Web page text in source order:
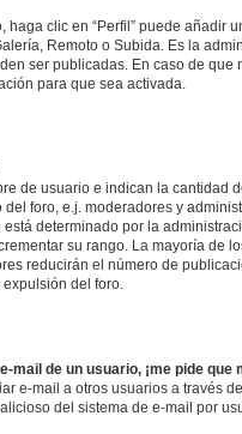
clic en “Perfil” puede añadir
Remoto o Subida. Es la
ser publicadas. En caso de
para que sea activada.
de usuario e indican la cantidad
foro, e.j. moderadores y
determinado por la
su rango. La mayoría de
reducirán el número de
del foro.
mail de un usuario, ¡me pide que
e-mail a otros usuarios a través
del sistema de e-mail por